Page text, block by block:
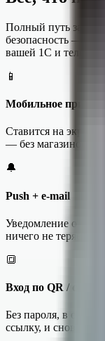
Полный путь
безопасность — в
вашей 1С и
📱
Мобильное
Ставится на экран
— без магазинов и
🔔
Push + e-mail
Уведомление о
ничего не теряется.
🔳
Вход по QR / ссылке
Без пароля, в один
ссылку, и снова в